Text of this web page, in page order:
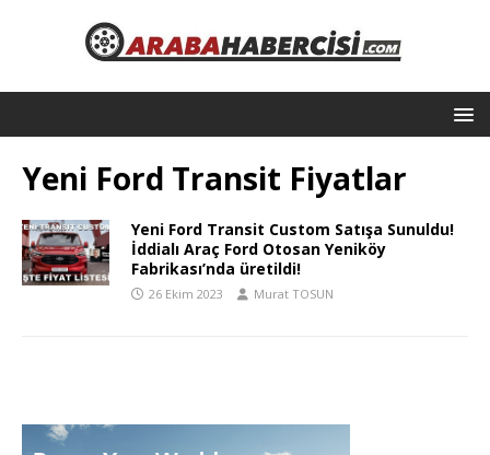
Yeni Ford Transit Fiyatlar
Yeni Ford Transit Custom Satışa Sunuldu!
İddialı Araç Ford Otosan Yeniköy
Fabrikası’nda üretildi!
26 Ekim 2023 Murat TOSUN